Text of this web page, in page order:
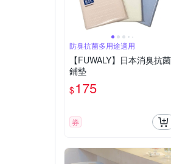
防臭抗菌多用途適用
【FUWALY】日本消臭抗菌
鋪墊
$175
券